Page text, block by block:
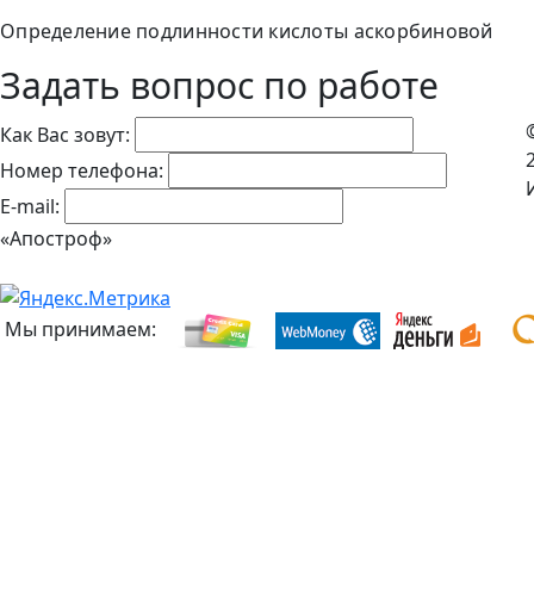
Определение подлинности кислоты аскорбиновой
Задать вопрос по работе
Как Вас зовут:
Номер телефона:
E-mail:
«Апостроф»
Мы принимаем: